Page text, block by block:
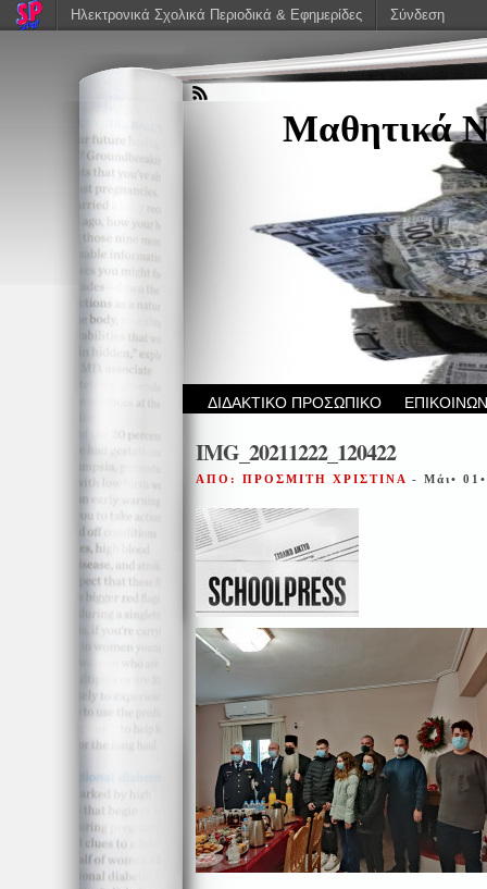
Μαθητικά
ΔΙΔΑΚΤΙΚΟ ΠΡΟΣΩΠΙΚΟ
IMG_20211222_120422
ΑΠΟ: ΠΡΟΣΜΙΤΗ ΧΡΙΣΤΙΝΑ - Μάι•
Ηλεκτρονικά Σχολικά Περιοδικά & Εφημερίδες Σύνδεση